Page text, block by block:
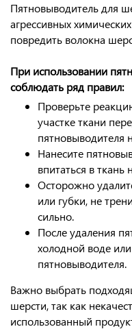
Пятновыводитель для
агрессивных
повредить волокна
При использовании
соблюдать ряд правил:
Проверьте
участке ткани
пятновыводителя
Нанесите
впитаться в ткань
Осторожно
или губки, не
сильно.
После удаления
холодной воде
пятновыводителя.
Важно выбрать
шерсти, так как
использованный